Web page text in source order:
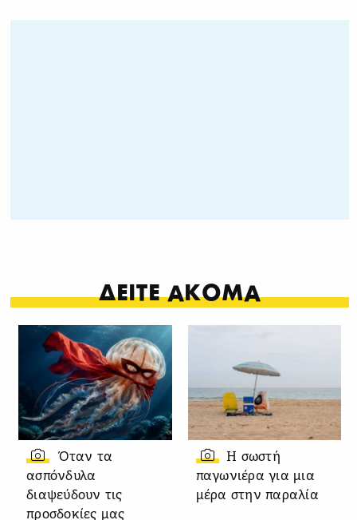
ΔΕΙΤΕ ΑΚΟΜΑ
Όταν τα
ασπόνδυλα
διαψεύδουν τις
προσδοκίες μας
Η σωστή
παγωνιέρα για μια
μέρα στην παραλία